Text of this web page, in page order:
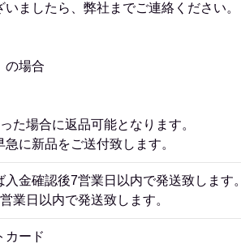
ましたら、弊社までご連絡ください。
の場合
た場合に返品可能となります。
に新品をご送付致します。
金確認後7営業日以内で発送致します。
業日以内で発送致します。
カード